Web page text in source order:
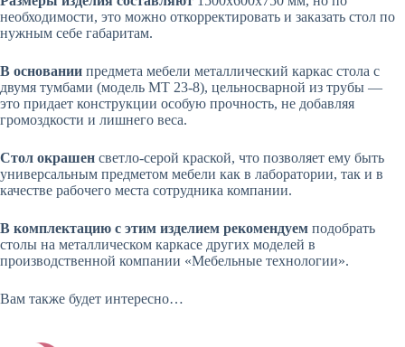
необходимости, это можно откорректировать и заказать стол по
нужным себе габаритам.
В основании предмета мебели металлический каркас стола с
двумя тумбами (модель МТ 23-8), цельносварной из трубы —
это придает конструкции особую прочность, не добавляя
громоздкости и лишнего веса.
Стол окрашен светло-серой краской, что позволяет ему быть
универсальным предметом мебели как в лаборатории, так и в
качестве рабочего места сотрудника компании.
В комплектацию с этим изделием рекомендуем подобрать
столы на металлическом каркасе других моделей в
производственной компании «Мебельные технологии».
Вам также будет интересно…